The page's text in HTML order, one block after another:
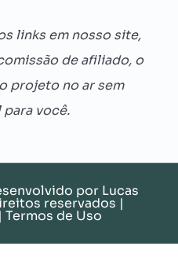
links em nosso site,
de afiliado, o
projeto no ar sem
você.
por Lucas
reservados |
| Termos de Uso